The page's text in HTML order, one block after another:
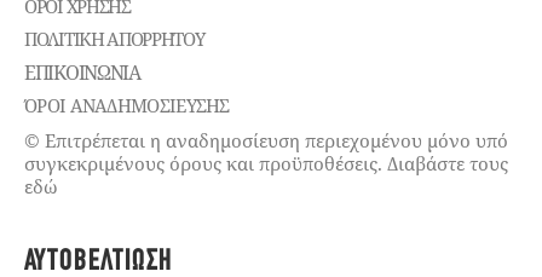
ΌΡΟΙ ΧΡΉΣΗΣ
ΠΟΛΙΤΙΚΉ ΑΠΟΡΡΉΤΟΥ
ΕΠΙΚΟΙΝΩΝΊΑ
ΌΡΟΙ ΑΝΑΔΗΜΟΣΙΕΥΣΗΣ
© Επιτρέπεται η αναδημοσίευση περιεχομένου μόνο υπό
συγκεκριμένους όρους και προϋποθέσεις. Διαβάστε τους
εδώ
ΑΥΤΟΒΕΛΤΊΩΣΗ